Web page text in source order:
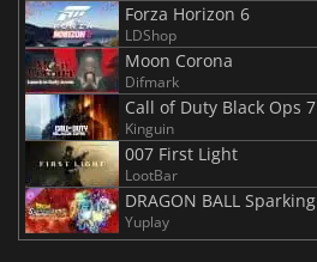
Forza Horizon 6
LDShop
Moon Corona
Difmark
Call of Duty Black Ops 7
Kinguin
007 First Light
LootBar
Yuplay